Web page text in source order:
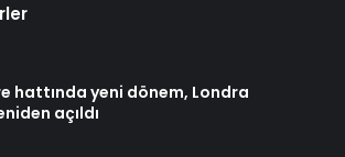
hattında yeni dönem, Londra
açıldı